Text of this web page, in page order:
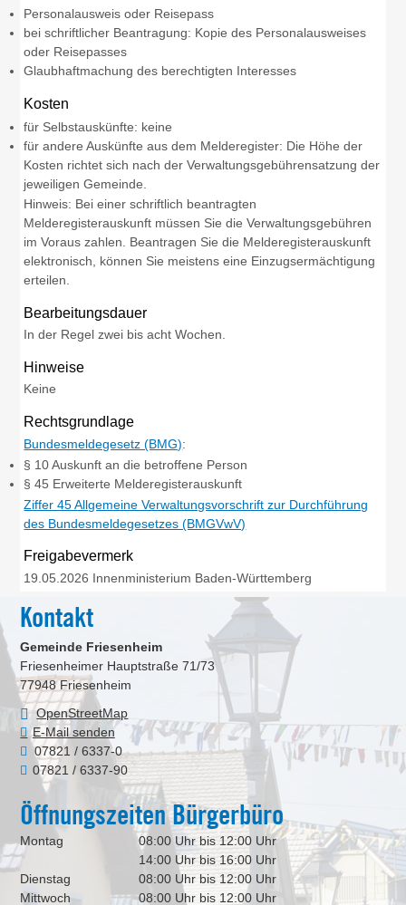
Personalausweis oder Reisepass
bei schriftlicher Beantragung: Kopie des Personalausweises
oder Reisepasses
Glaubhaftmachung des berechtigten Interesses
Kosten
für Selbstauskünfte: keine
für andere Auskünfte aus dem Melderegister: Die Höhe der
Kosten richtet sich nach der Verwaltungsgebührensatzung der
jeweiligen Gemeinde.
Hinweis: Bei einer schriftlich beantragten
Melderegisterauskunft müssen Sie die Verwaltungsgebühren
im Voraus zahlen. Beantragen Sie die Melderegisterauskunft
elektronisch, können Sie meistens eine Einzugsermächtigung
erteilen.
Bearbeitungsdauer
In der Regel zwei bis acht Wochen.
Hinweise
Keine
Rechtsgrundlage
Bundesmeldegesetz (BMG):
§ 10 Auskunft an die betroffene Person
§ 45 Erweiterte Melderegisterauskunft
Ziffer 45 Allgemeine Verwaltungsvorschrift zur Durchführung
des Bundesmeldegesetzes (BMGVwV)
Freigabevermerk
19.05.2026 Innenministerium Baden-Württemberg
Kontakt
Gemeinde Friesenheim
Friesenheimer Hauptstraße 71/73
77948 Friesenheim
OpenStreetMap
E-Mail senden
07821 / 6337-0
07821 / 6337-90
Öffnungszeiten Bürgerbüro
Montag
08:00 Uhr bis 12:00 Uhr
14:00 Uhr bis 16:00 Uhr
Dienstag
08:00 Uhr bis 12:00 Uhr
Mittwoch
08:00 Uhr bis 12:00 Uhr